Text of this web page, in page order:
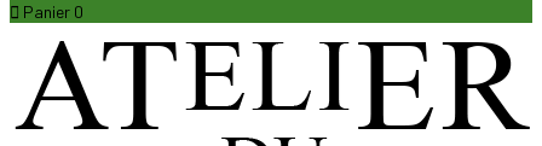
 Panier 0